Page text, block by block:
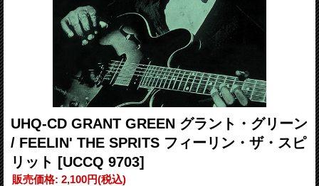
UHQ-CD GRANT GREEN グラント・グリーン
/ FEELIN' THE SPRITS フィーリン・ザ・スピ
リット [UCCQ 9703]
販売価格: 2,100円(税込)